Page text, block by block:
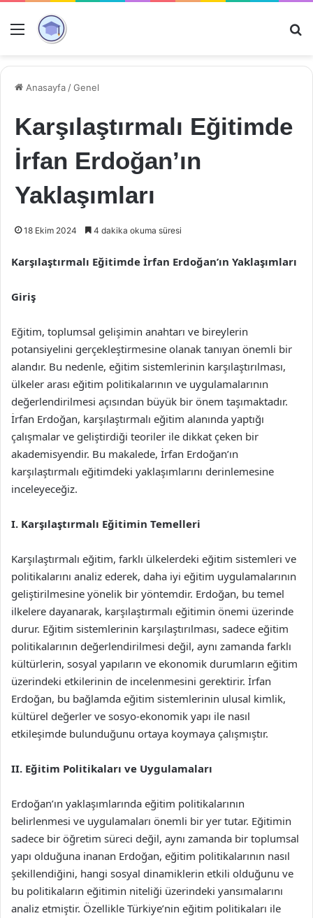
Menü
Anasayfa /Genel
Karşılaştırmalı Eğitimde
İrfan Erdoğan’ın
Yaklaşımları
18 Ekim 2024 4 dakika okuma süresi
Karşılaştırmalı Eğitimde İrfan Erdoğan’ın Yaklaşımları
Giriş
Eğitim, toplumsal gelişimin anahtarı ve bireylerin
potansiyelini gerçekleştirmesine olanak tanıyan önemli bir
alandır. Bu nedenle, eğitim sistemlerinin karşılaştırılması,
ülkeler arası eğitim politikalarının ve uygulamalarının
değerlendirilmesi açısından büyük bir önem taşımaktadır.
İrfan Erdoğan, karşılaştırmalı eğitim alanında yaptığı
çalışmalar ve geliştirdiği teoriler ile dikkat çeken bir
akademisyendir. Bu makalede, İrfan Erdoğan’ın
karşılaştırmalı eğitimdeki yaklaşımlarını derinlemesine
inceleyeceğiz.
I. Karşılaştırmalı Eğitimin Temelleri
Karşılaştırmalı eğitim, farklı ülkelerdeki eğitim sistemleri ve
politikalarını analiz ederek, daha iyi eğitim uygulamalarının
geliştirilmesine yönelik bir yöntemdir. Erdoğan, bu temel
ilkelere dayanarak, karşılaştırmalı eğitimin önemi üzerinde
durur. Eğitim sistemlerinin karşılaştırılması, sadece eğitim
politikalarının değerlendirilmesi değil, aynı zamanda farklı
kültürlerin, sosyal yapıların ve ekonomik durumların eğitim
üzerindeki etkilerinin de incelenmesini gerektirir. İrfan
Erdoğan, bu bağlamda eğitim sistemlerinin ulusal kimlik,
kültürel değerler ve sosyo-ekonomik yapı ile nasıl
etkileşimde bulunduğunu ortaya koymaya çalışmıştır.
II. Eğitim Politikaları ve Uygulamaları
Erdoğan’ın yaklaşımlarında eğitim politikalarının
belirlenmesi ve uygulamaları önemli bir yer tutar. Eğitimin
sadece bir öğretim süreci değil, aynı zamanda bir toplumsal
yapı olduğuna inanan Erdoğan, eğitim politikalarının nasıl
şekillendiğini, hangi sosyal dinamiklerin etkili olduğunu ve
bu politikaların eğitimin niteliği üzerindeki yansımalarını
analiz etmiştir. Özellikle Türkiye’nin eğitim politikaları ile